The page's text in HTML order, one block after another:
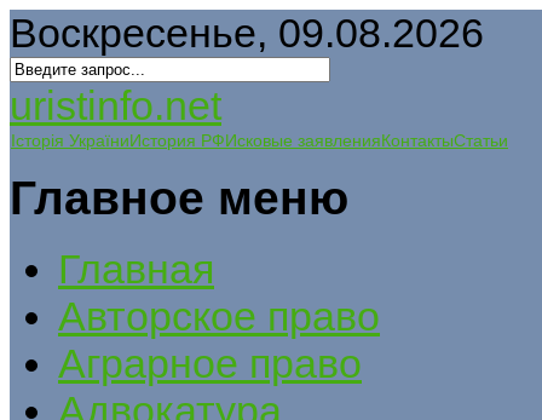
Воскресенье, 09.08.2026
uristinfo.net
Історія УкраїниИстория РФИсковые заявленияКонтактыСтатьи
Главное меню
Главная
Авторское право
Аграрное право
Адвокатура